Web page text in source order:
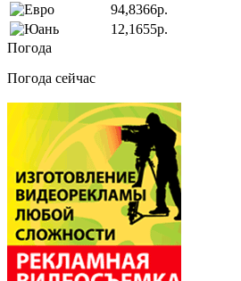
94,8366р.
12,1655р.
Погода
Погода сейчас